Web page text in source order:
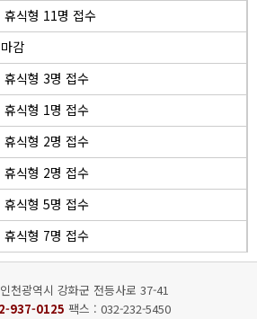
휴식형 11명 접수
감
휴식형 3명 접수
휴식형 1명 접수
휴식형 2명 접수
휴식형 2명 접수
휴식형 5명 접수
휴식형 7명 접수
천광역시 강화군 전등사로 37-41
937-0125 팩스 : 032-232-5450